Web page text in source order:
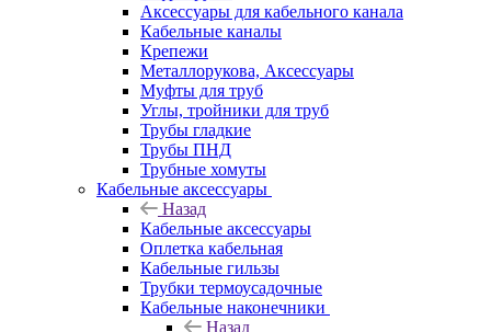
Аксессуары для кабельного канала
Кабельные каналы
Крепежи
Металлорукова, Аксессуары
Муфты для труб
Углы, тройники для труб
Трубы гладкие
Трубы ПНД
Трубные хомуты
Кабельные аксессуары
Назад
Кабельные аксессуары
Оплетка кабельная
Кабельные гильзы
Трубки термоусадочные
Кабельные наконечники
Назад